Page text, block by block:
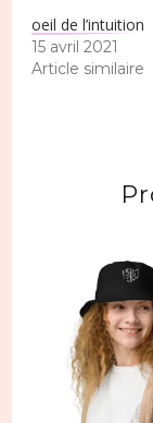
oeil de l’intuition
15 avril 2021
Article similaire